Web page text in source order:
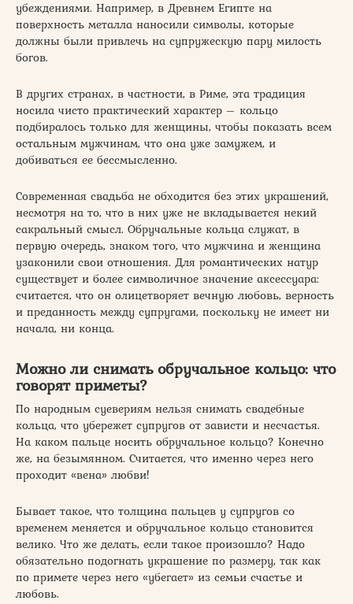
убеждениями. Например, в Древнем Египте на
поверхность металла наносили символы, которые
должны были привлечь на супружескую пару милость
богов.
В других странах, в частности, в Риме, эта традиция
носила чисто практический характер – кольцо
подбиралось только для женщины, чтобы показать всем
остальным мужчинам, что она уже замужем, и
добиваться ее бессмысленно.
Современная свадьба не обходится без этих украшений,
несмотря на то, что в них уже не вкладывается некий
сакральный смысл. Обручальные кольца служат, в
первую очередь, знаком того, что мужчина и женщина
узаконили свои отношения. Для романтических натур
существует и более символичное значение аксессуара:
считается, что он олицетворяет вечную любовь, верность
и преданность между супругами, поскольку не имеет ни
начала, ни конца.
Можно ли снимать обручальное кольцо: что
говорят приметы?
По народным суевериям нельзя снимать свадебные
кольца, что убережет супругов от зависти и несчастья.
На каком пальце носить обручальное кольцо? Конечно
же, на безымянном. Считается, что именно через него
проходит «вена» любви!
Бывает такое, что толщина пальцев у супругов со
временем меняется и обручальное кольцо становится
велико. Что же делать, если такое произошло? Надо
обязательно подогнать украшение по размеру, так как
по примете через него «убегает» из семьи счастье и
любовь.